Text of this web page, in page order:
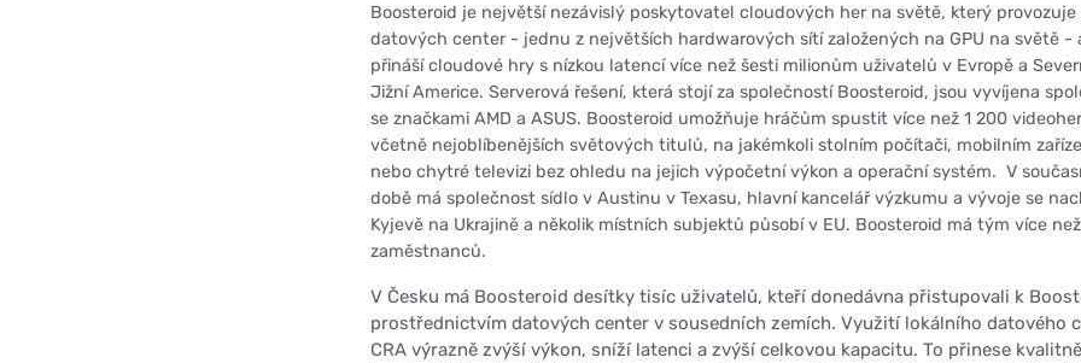
Boosteroid je největší nezávislý poskytovatel cloudových her na světě, který provozuje
datových center - jednu z největších hardwarových sítí založených na GPU na světě -
přináší cloudové hry s nízkou latencí více než šesti milionům uživatelů v Evropě a
Jižní Americe. Serverová řešení, která stojí za společností Boosteroid, jsou vyvíjena
se značkami AMD a ASUS. Boosteroid umožňuje hráčům spustit více než 1 200
včetně nejoblíbenějších světových titulů, na jakémkoli stolním počítači, mobilním
nebo chytré televizi bez ohledu na jejich výpočetní výkon a operační systém. V
době má společnost sídlo v Austinu v Texasu, hlavní kancelář výzkumu a vývoje se
Kyjevě na Ukrajině a několik místních subjektů působí v EU. Boosteroid má tým více
zaměstnanců.
V Česku má Boosteroid desítky tisíc uživatelů, kteří donedávna přistupovali k
prostřednictvím datových center v sousedních zemích. Využití lokálního datového
CRA výrazně zvýší výkon, sníží latenci a zvýší celkovou kapacitu. To přinese